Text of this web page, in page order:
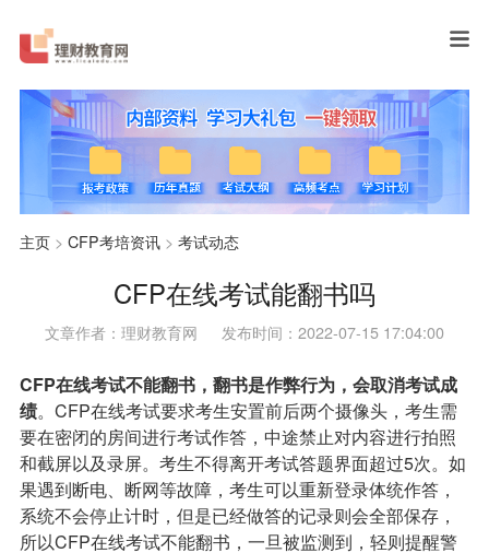
主页> CFP考培资讯> 考试动态
CFP在线考试能翻书吗
文章作者：理财教育网 发布时间：2022-07-15 17:04:00
CFP在线考试不能翻书，翻书是作弊行为，会取消考试成
绩。CFP在线考试要求考生安置前后两个摄像头，考生需
要在密闭的房间进行考试作答，中途禁止对内容进行拍照
和截屏以及录屏。考生不得离开考试答题界面超过5次。如
果遇到断电、断网等故障，考生可以重新登录体统作答，
系统不会停止计时，但是已经做答的记录则会全部保存，
所以CFP在线考试不能翻书，一旦被监测到，轻则提醒警